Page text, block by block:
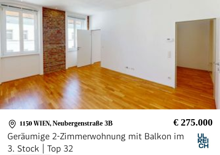
1150 WIEN, Neubergenstraße 3B € 275.000
Geräumige 2-Zimmerwohnung mit Balkon im
3. Stock | Top 32